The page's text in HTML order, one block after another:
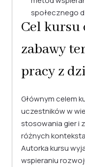
społecznego
Cel
zabawy
pracy z
Głównym celem
uczestników w
stosowania gier i
różnych
Autorka kursu
wspieraniu